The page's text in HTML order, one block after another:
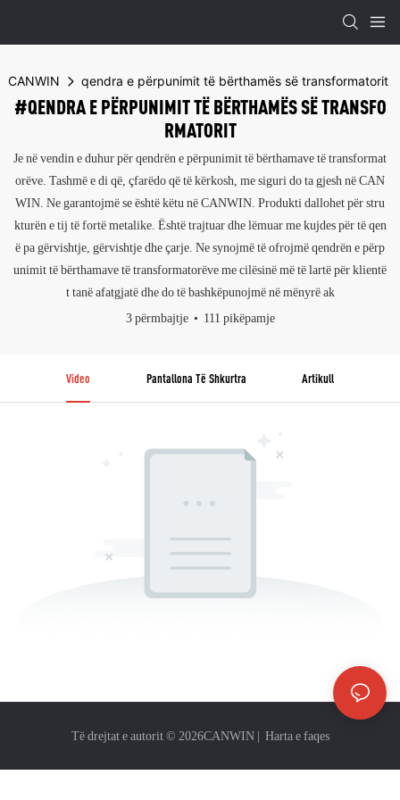
CANWIN qendra e përpunimit të bërthamës së transformatorit
#QENDRA E PËRPUNIMIT TË BËRTHAMËS SË TRANSFO
RMATORIT
Je në vendin e duhur për qendrën e përpunimit të bërthamave të transformat
orëve. Tashmë e di që, çfarëdo që të kërkosh, me siguri do ta gjesh në CAN
WIN. Ne garantojmë se është këtu në CANWIN. Produkti dallohet për stru
kturën e tij të fortë metalike. Është trajtuar dhe lëmuar me kujdes për të qen
ë pa gërvishtje, gërvishtje dhe çarje. Ne synojmë të ofrojmë qendrën e përp
unimit të bërthamave të transformatorëve me cilësinë më të lartë për klientë
t tanë afatgjatë dhe do të bashkëpunojmë në mënyrë ak
3 përmbajtje
111 pikëpamje
Video Pantallona Të Shkurtra Artikull
Të drejtat e autorit © 2026CANWIN | Harta e faqes